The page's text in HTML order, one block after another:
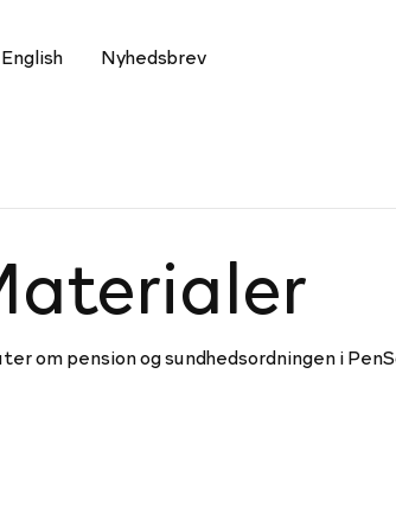
English Nyhedsbrev
om pension og sundhedsordningen i